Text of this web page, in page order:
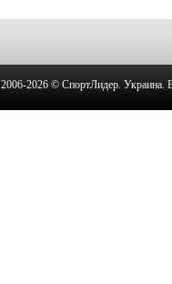
2006-2026 © СпортЛидер. Украина.